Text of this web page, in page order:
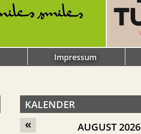
Impressum
KALENDER
« AUGUST 2026